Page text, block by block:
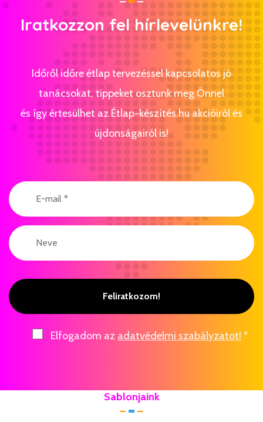
Iratkozzon fel hírlevelünkre!
Időről időre étlap tervezéssel kapcsolatos jó
tanácsokat, tippeket osztunk meg Önnel
és így értesülhet az Étlap-készítés.hu akcióiról és
újdonságairól is!
Feliratkozom!
Elfogadom az adatvédelmi szabályzatot! *
Sablonjaink